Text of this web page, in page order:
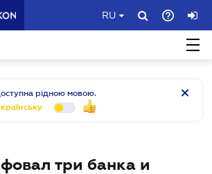
RU
рідною мовою.
три банка и